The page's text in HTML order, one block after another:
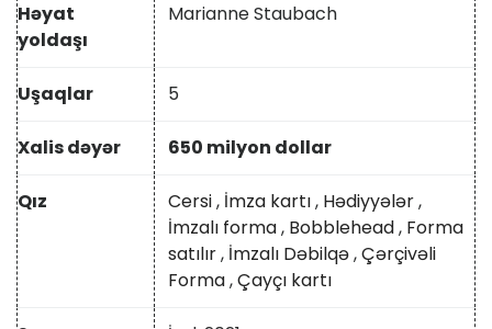
Həyat
yoldaşı
Marianne Staubach
Uşaqlar 5
Xalis dəyər 650 milyon dollar
Qız Cersi, İmza kartı, Hədiyyələr,
İmzalı forma, Bobblehead, Forma
satılır, İmzalı Dəbilqə,Çərçivəli
Forma,Çayçı kartı